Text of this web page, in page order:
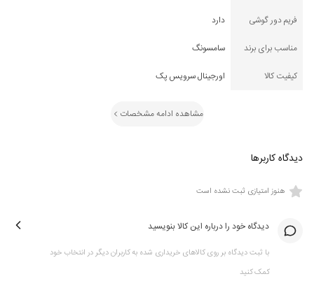
فریم دور گوشی
دارد
مناسب برای برند
سامسونگ
کیفیت کالا
اورجینال سرویس پک
مشاهده ادامه مشخصات
دیدگاه کاربرها
هنوز امتیازی ثبت نشده است
دیدگاه خود را درباره این کالا بنویسید
با ثبت دیدگاه بر روی کالاهای خریداری شده به کاربران دیگر در انتخاب خود
کمک کنید